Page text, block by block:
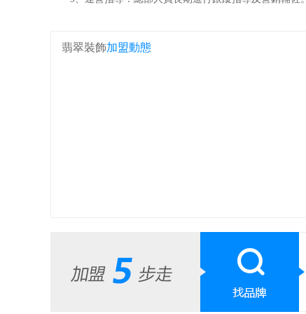
翡翠裝飾加盟動態